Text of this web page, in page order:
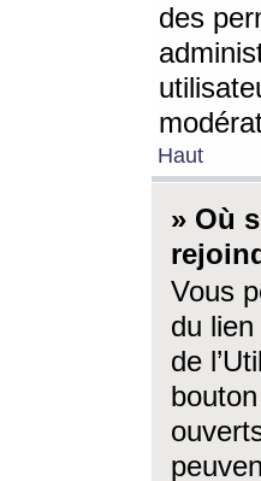
des
Haut
» Où
Vous
du lien
de